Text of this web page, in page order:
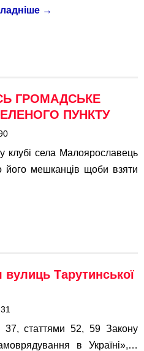
→
ГРОМАДСЬКЕ
ПУНКТУ
клубі села Малоярославець
його мешканців щоби взяти
Тарутинської
37, статтями 52, 59 Закону
в Україні»,…